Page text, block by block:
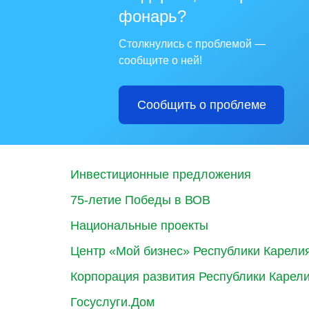
фонарь?
Столкнулись с проблемой —
сообщите о ней!
Сообщить о проблеме
Инвестиционные предложения
75-летие Победы в ВОВ
Национальные проекты
Центр «Мой бизнес» Республики
Корпорация развития Республики
Госуслуги.Дом